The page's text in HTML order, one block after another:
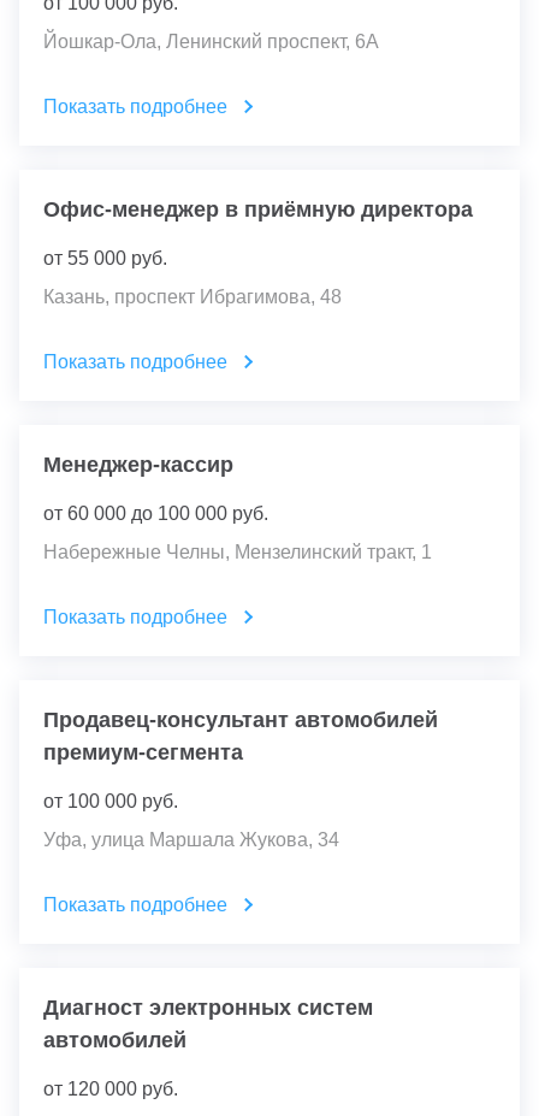
Йошкар-Ола, Ленинский проспект, 6А
Показать подробнее
Офис-менеджер в приёмную директора
от 55 000 руб.
Казань, проспект Ибрагимова, 48
Показать подробнее
Менеджер-кассир
от 60 000 до 100 000 руб.
Набережные Челны, Мензелинский тракт, 1
Показать подробнее
Продавец-консультант автомобилей
премиум-сегмента
от 100 000 руб.
Уфа, улица Маршала Жукова, 34
Показать подробнее
Диагност электронных систем
автомобилей
от 120 000 руб.